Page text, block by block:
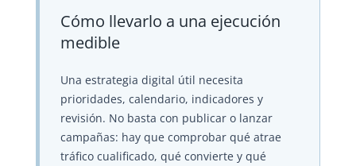
Cómo llevarlo a una ejecución
medible
Una estrategia digital útil necesita
prioridades, calendario, indicadores y
revisión. No basta con publicar o lanzar
campañas: hay que comprobar qué atrae
tráfico cualificado, qué convierte y qué